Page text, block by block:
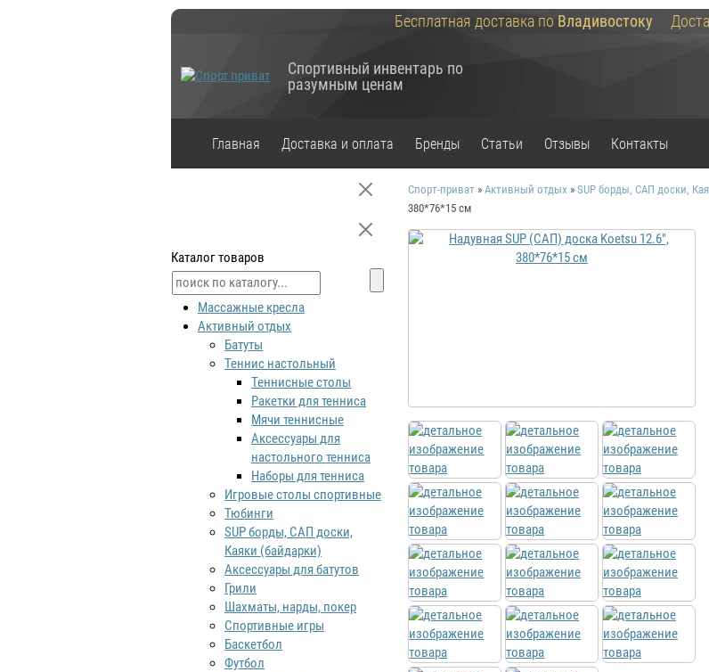
Бесплатная доставка по Владивостоку
Спортивный инвентарь по
разумным ценам
Главная Доставка и оплата Бренды Статьи Отзывы Контакты
Спорт-приват »Активный отдых »SUP борды, САП доски,
380*76*15 см
Каталог товаров
Массажные кресла
Активный отдых
Батуты
Теннис настольный
Теннисные столы
Ракетки для тенниса
Мячи теннисные
Аксессуары для
настольного тенниса
Наборы для тенниса
Игровые столы спортивные
Тюбинги
SUP борды, САП доски,
Каяки (байдарки)
Аксессуары для батутов
Грили
Шахматы, нарды, покер
Спортивные игры
Баскетбол
Футбол